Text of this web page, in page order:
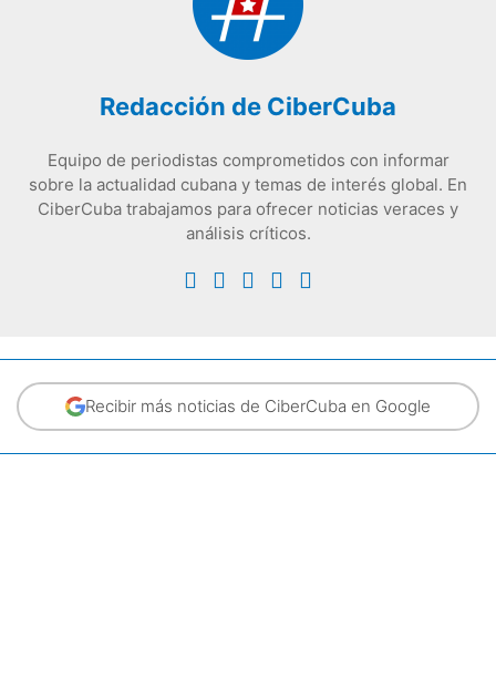
Redacción de CiberCuba
Equipo de periodistas comprometidos con informar
sobre la actualidad cubana y temas de interés global. En
CiberCuba trabajamos para ofrecer noticias veraces y
análisis críticos.
Recibir más noticias de CiberCuba en Google